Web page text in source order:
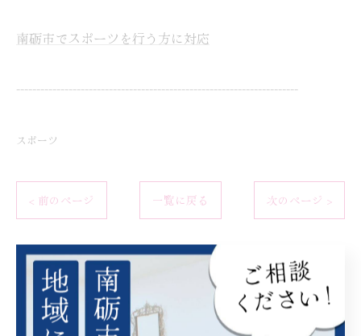
南砺市でスポーツを行う方に対応
----------------------------------------------------------------------
スポーツ
< 前のページ 一覧に戻る 次のページ >
関連タグ
#クリスタルプロジェクト #サマーキャンプ